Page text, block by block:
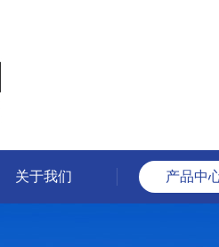
关于我们 产品中